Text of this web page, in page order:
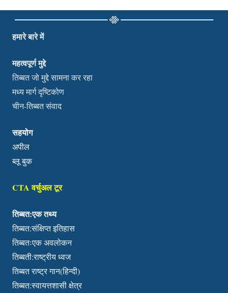
हमारे बारे में
महत्वपूर्ण मुद्दे
तिब्बत जो मुद्दे सामना कर रहा
मध्य मार्ग दृष्टिकोण
चीन-तिब्बत संवाद
सहयोग
अपील
ब्लू बुक
CTA वर्चुअल टूर
तिब्बत:एक तथ्य
तिब्बत:संक्षिप्त इतिहास
तिब्बतःएक अवलोकन
तिब्बती:राष्ट्रीय ध्वज
तिब्बत राष्ट्र गान(हिन्दी)
तिब्बत:स्वायत्तशासी क्षेत्र